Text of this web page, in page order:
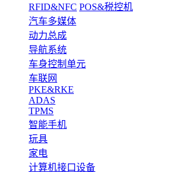
RFID&NFC POS&税控机
汽车多媒体
动力总成
导航系统
车身控制单元
车联网
PKE&RKE
ADAS
TPMS
智能手机
玩具
家电
计算机接口设备